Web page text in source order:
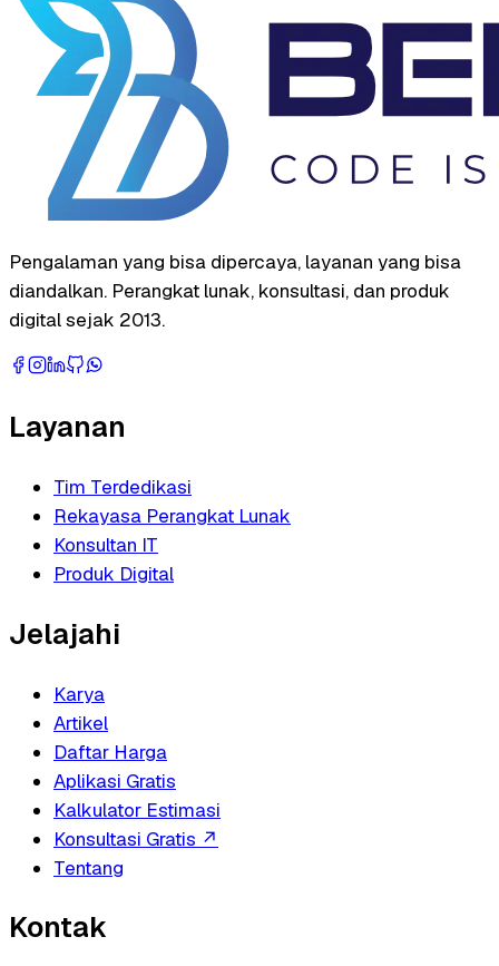
Pengalaman yang bisa dipercaya, layanan yang bisa
diandalkan. Perangkat lunak, konsultasi, dan produk
digital sejak 2013.
Layanan
Tim Terdedikasi
Rekayasa Perangkat Lunak
Konsultan IT
Produk Digital
Jelajahi
Karya
Artikel
Daftar Harga
Aplikasi Gratis
Kalkulator Estimasi
Konsultasi Gratis ↗
Tentang
Kontak